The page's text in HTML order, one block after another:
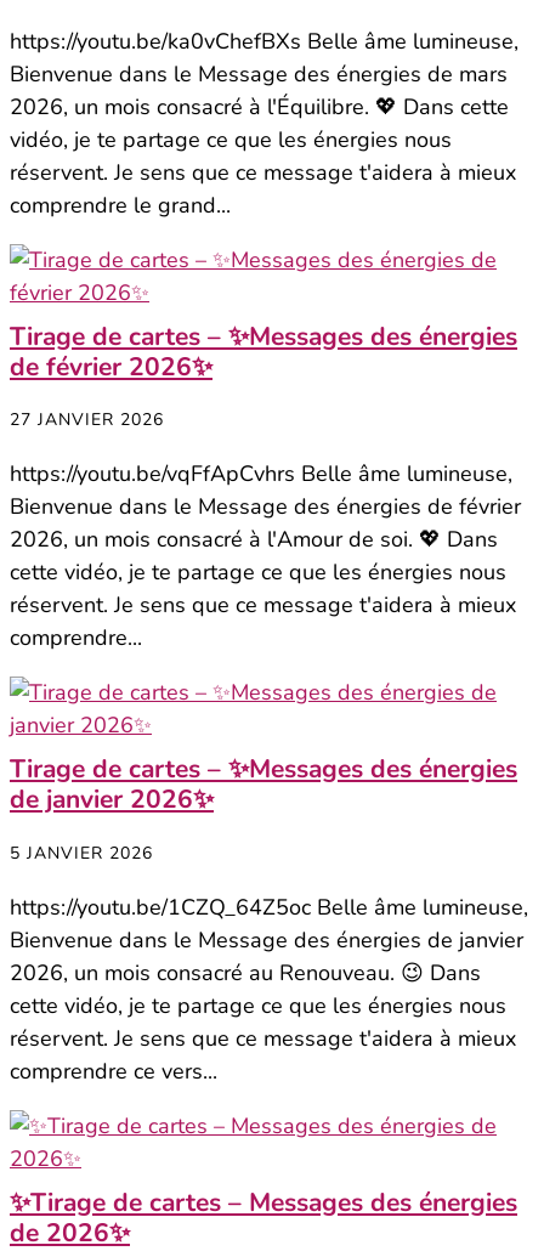
https://youtu.be/ka0vChefBXs Belle âme lumineuse,
Bienvenue dans le Message des énergies de mars
2026, un mois consacré à l'Équilibre. 💖 Dans cette
vidéo, je te partage ce que les énergies nous
réservent. Je sens que ce message t'aidera à mieux
comprendre le grand...
Tirage de cartes – ✨Messages des énergies
de février 2026✨
27 JANVIER 2026
https://youtu.be/vqFfApCvhrs Belle âme lumineuse,
Bienvenue dans le Message des énergies de février
2026, un mois consacré à l'Amour de soi. 💖 Dans
cette vidéo, je te partage ce que les énergies nous
réservent. Je sens que ce message t'aidera à mieux
comprendre...
Tirage de cartes – ✨Messages des énergies
de janvier 2026✨
5 JANVIER 2026
https://youtu.be/1CZQ_64Z5oc Belle âme lumineuse,
Bienvenue dans le Message des énergies de janvier
2026, un mois consacré au Renouveau. 😉 Dans
cette vidéo, je te partage ce que les énergies nous
réservent. Je sens que ce message t'aidera à mieux
comprendre ce vers...
✨Tirage de cartes – Messages des énergies
de 2026✨